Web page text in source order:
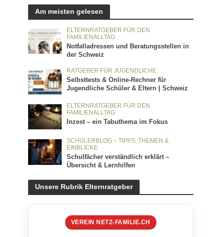
Am meisten gelesen
ELTERNRATGEBER FÜR DEN
FAMILIENALLTAG
Notfalladressen und Beratungsstellen in
der Schweiz
RATGEBER FÜR JUGENDLICHE
Selbsttests & Online-Rechner für
Jugendliche Schüler & Eltern | Schweiz
ELTERNRATGEBER FÜR DEN
FAMILIENALLTAG
Inzest – ein Tabuthema im Fokus
SCHÜLERBLOG – TIPPS, THEMEN &
EINBLICKE
Schulfächer verständlich erklärt –
Übersicht & Lernhilfen
Unsere Rubrik Elternratgeber
VEREIN NETZ-FAMILIE.CH